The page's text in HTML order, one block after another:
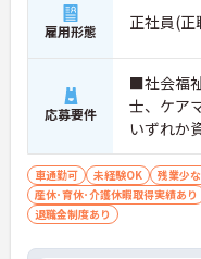
雇用形態 正社員(正
応募要件
■社会福
士、ケア
いずれか
車通勤可 未経験OK 残業少
産休･育休･介護休暇取得実績あり
退職金制度あり